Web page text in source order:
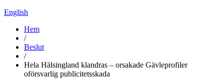
English
Hem
/
Beslut
/
Hela Hälsingland klandras – orsakade Gävleprofiler
oförsvarlig publicitetsskada